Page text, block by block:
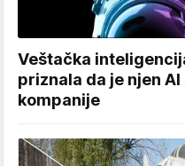
Veštačka
priznala da je njen
kompanije